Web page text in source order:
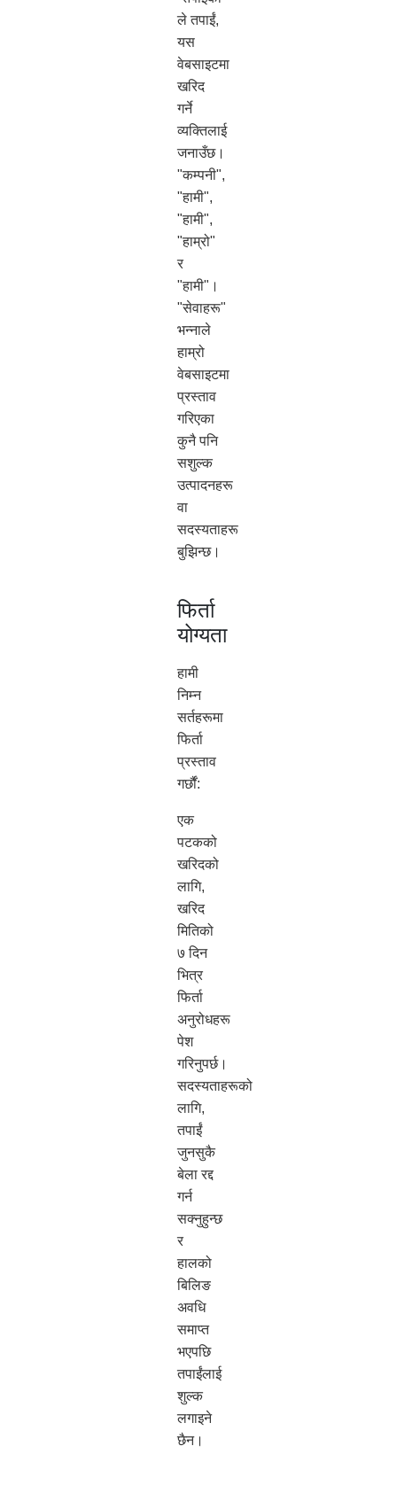
ले तपाईं,
यस
वेबसाइटमा
खरिद
गर्ने
व्यक्तिलाई
जनाउँछ।
"कम्पनी",
"हामी",
"हामी",
"हाम्रो"
र
"हामी"।
"सेवाहरू"
भन्नाले
हाम्रो
वेबसाइटमा
प्रस्ताव
गरिएका
कुनै पनि
सशुल्क
उत्पादनहरू
वा
सदस्यताहरू
बुझिन्छ।
फिर्ता
योग्यता
हामी
निम्न
सर्तहरूमा
फिर्ता
प्रस्ताव
गर्छौं:
एक
पटकको
खरिदको
लागि,
खरिद
मितिको
७ दिन
भित्र
फिर्ता
अनुरोधहरू
पेश
गरिनुपर्छ।
सदस्यताहरूको
लागि,
तपाईं
जुनसुकै
बेला रद्द
गर्न
सक्नुहुन्छ
र
हालको
बिलिङ
अवधि
समाप्त
भएपछि
तपाईंलाई
शुल्क
लगाइने
छैन।